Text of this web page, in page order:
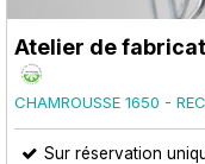
Atelier de
CHAMROUSSE 1650 -
Sur réservation